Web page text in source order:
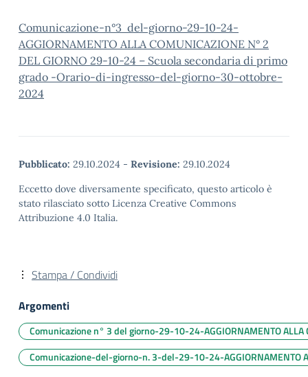
Comunicazione-n°3 del-giorno-29-10-24-
AGGIORNAMENTO ALLA COMUNICAZIONE N° 2
DEL GIORNO 29-10-24 – Scuola secondaria di primo
grado -Orario-di-ingresso-del-giorno-30-ottobre-
2024
Pubblicato: 29.10.2024 - Revisione: 29.10.2024
Eccetto dove diversamente specificato, questo articolo è
stato rilasciato sotto Licenza Creative Commons
Attribuzione 4.0 Italia.
Stampa / Condividi
Argomenti
Comunicazione n° 3 del giorno-29-10-24-AGGIORNAMENTO
Comunicazione-del-giorno-n. 3-del-29-10-24-AGGIORNAMENTO